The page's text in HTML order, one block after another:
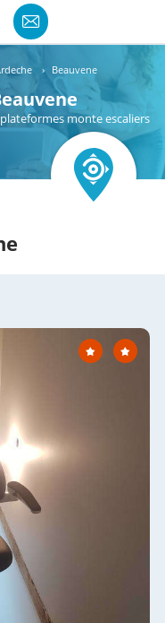
› Beauvene
monte escaliers